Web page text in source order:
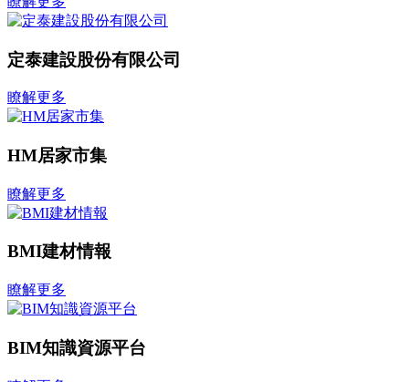
定泰建設股份有限公司
瞭解更多
HM居家市集
瞭解更多
BMI建材情報
瞭解更多
BIM知識資源平台